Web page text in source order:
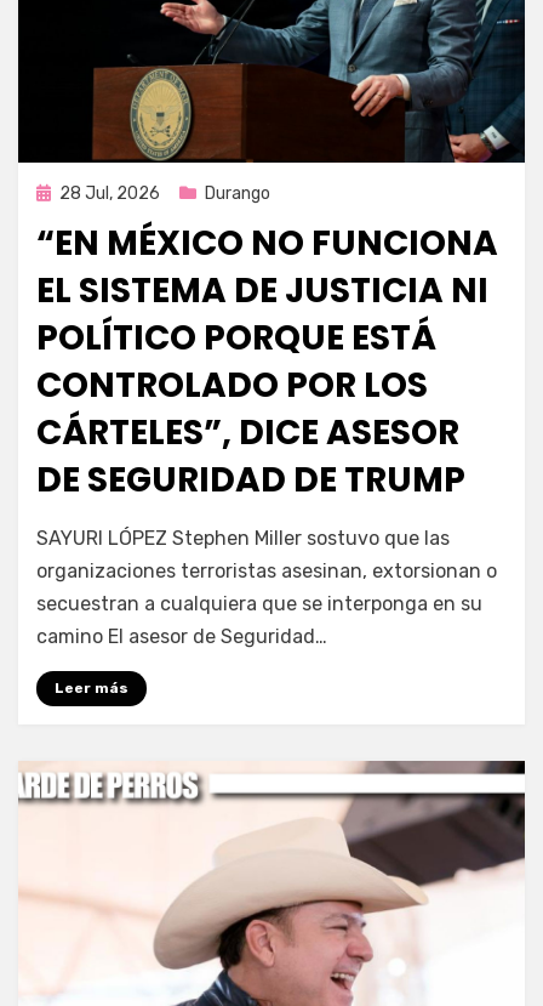
Publicada
28 Jul, 2026 Durango
“EN MÉXICO NO FUNCIONA
EL SISTEMA DE JUSTICIA NI
POLÍTICO PORQUE ESTÁ
CONTROLADO POR LOS
CÁRTELES”, DICE ASESOR
DE SEGURIDAD DE TRUMP
porFernando Miranda Servín
SAYURI LÓPEZ Stephen Miller sostuvo que las
organizaciones terroristas asesinan, extorsionan o
secuestran a cualquiera que se interponga en su
camino El asesor de Seguridad…
Leer más